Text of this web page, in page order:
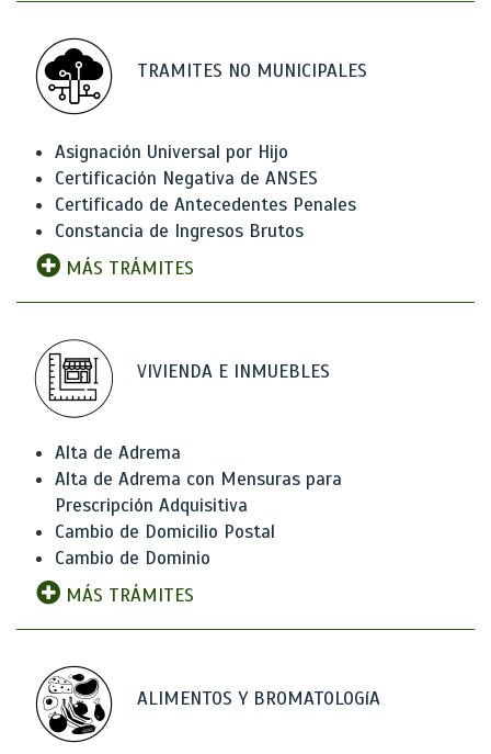
TRAMITES NO MUNICIPALES
Asignación Universal por Hijo
Certificación Negativa de ANSES
Certificado de Antecedentes Penales
Constancia de Ingresos Brutos
MÁS TRÁMITES
VIVIENDA E INMUEBLES
Alta de Adrema
Alta de Adrema con Mensuras para
Prescripción Adquisitiva
Cambio de Domicilio Postal
Cambio de Dominio
MÁS TRÁMITES
ALIMENTOS Y BROMATOLOGíA